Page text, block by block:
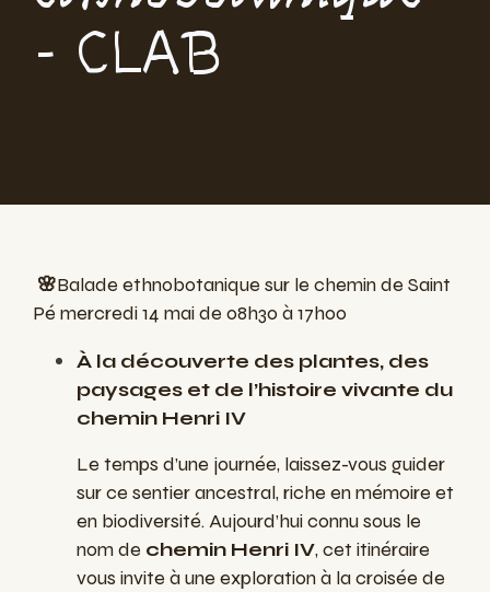
- CLAB
🌸Balade ethnobotanique sur le chemin de Saint
Pé mercredi 14 mai de 08h30 à 17h00
À la découverte des plantes, des
paysages et de l’histoire vivante du
chemin Henri IV
Le temps d’une journée, laissez-vous guider
sur ce sentier ancestral, riche en mémoire et
en biodiversité. Aujourd’hui connu sous le
nom de chemin Henri IV, cet itinéraire
vous invite à une exploration à la croisée de